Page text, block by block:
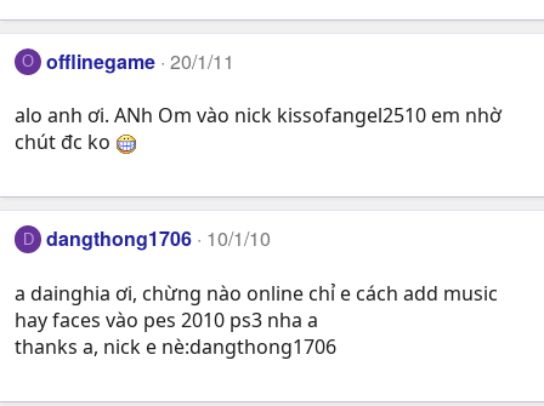
O offlinegame 20/1/11
alo anh ơi. ANh Om vào nick kissofangel2510 em nhờ
chút đc ko
D dangthong1706 10/1/10
a dainghia ơi, chừng nào online chỉ e cách add music
hay faces vào pes 2010 ps3 nha a
thanks a, nick e nè:dangthong1706